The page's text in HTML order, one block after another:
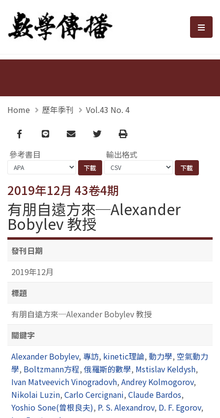
數學傳播 選
Home 歷年季刊 Vol.43 No. 4
Facebook
line email TwitterPrint
參考書目 輸出格式
2019年12月 43卷4期
有朋自遠方來─Alexander
Bobylev 教授
發刊日期
2019年12月
標題
有朋自遠方來─Alexander Bobylev 教授
關鍵字
Alexander Bobylev, 專訪, kinetic理論, 動力學, 空氣動力
學, Boltzmann方程, 俄羅斯的數學, Mstislav Keldysh,
Ivan Matveevich Vinogradovh, Andrey Kolmogorov,
Nikolai Luzin, Carlo Cercignani, Claude Bardos,
Yoshio Sone(曾根良夫), P. S. Alexandrov, D. F. Egorov,